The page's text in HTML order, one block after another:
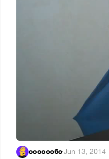
oooooo6o·Jun 13, 2014